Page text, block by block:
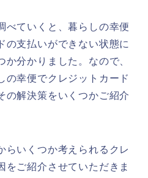
べていくと、暮らしの幸便
の支払いができない状態に
分かりました。なので、
の幸便でクレジットカード
の解決策をいくつかご紹介
らいくつか考えられるクレ
をご紹介させていただきま